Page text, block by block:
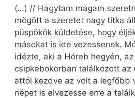
(…) // Hagytam magam
mögött a szeretet nagy titka
püspökök küldetése, hogy
másokat is ide vezessenek.
idézte, aki a Hóreb hegyén,
csipkebokorban találkozott az
attól kezdve az volt a legfőbb
népet is elvezesse erre a